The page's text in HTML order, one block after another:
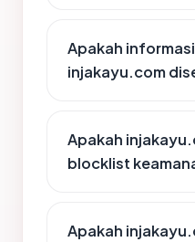
Apakah
injakayu.com
Apakah
blocklist
Apakah